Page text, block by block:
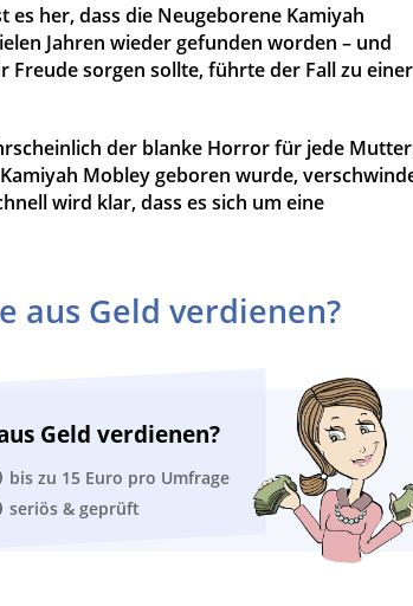
es her, dass die Neugeborene Kamiyah
Jahren wieder gefunden worden – und
Freude sorgen sollte, führte der Fall zu einer
der blanke Horror für jede
Mobley geboren wurde,
wird klar, dass es sich um eine
aus Geld verdienen?
Geld verdienen?
bis zu 15 Euro pro Umfrage
seriös & geprüft